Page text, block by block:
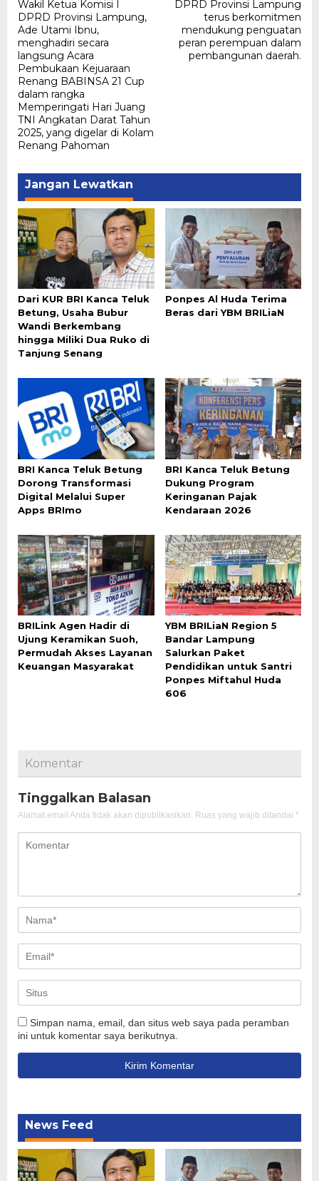
pos
Wakil Ketua Komisi I
DPRD Provinsi Lampung,
Ade Utami Ibnu,
menghadiri secara
langsung Acara
Pembukaan Kejuaraan
Renang BABINSA 21 Cup
dalam rangka
Memperingati Hari Juang
TNI Angkatan Darat Tahun
2025, yang digelar di Kolam
Renang Pahoman
DPRD Provinsi Lampung
terus berkomitmen
mendukung penguatan
peran perempuan dalam
pembangunan daerah.
Jangan Lewatkan
Dari KUR BRI Kanca Teluk
Betung, Usaha Bubur
Wandi Berkembang
hingga Miliki Dua Ruko di
Tanjung Senang
Ponpes Al Huda Terima
Beras dari YBM BRILiaN
BRI Kanca Teluk Betung
Dorong Transformasi
Digital Melalui Super
Apps BRImo
BRI Kanca Teluk Betung
Dukung Program
Keringanan Pajak
Kendaraan 2026
BRILink Agen Hadir di
Ujung Keramikan Suoh,
Permudah Akses Layanan
Keuangan Masyarakat
YBM BRILiaN Region 5
Bandar Lampung
Salurkan Paket
Pendidikan untuk Santri
Ponpes Miftahul Huda
606
Komentar
Tinggalkan Balasan
Alamat email Anda tidak akan dipublikasikan. Ruas yang wajib ditandai *
Simpan nama, email, dan situs web saya pada peramban
ini untuk komentar saya berikutnya.
News Feed